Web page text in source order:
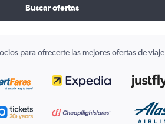
Buscar ofertas
para ofrecerte las mejores ofertas de viaje